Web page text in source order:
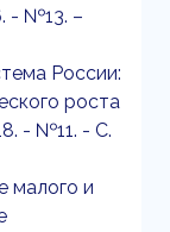
- №13. –
России:
роста
- №11. - С.
малого и